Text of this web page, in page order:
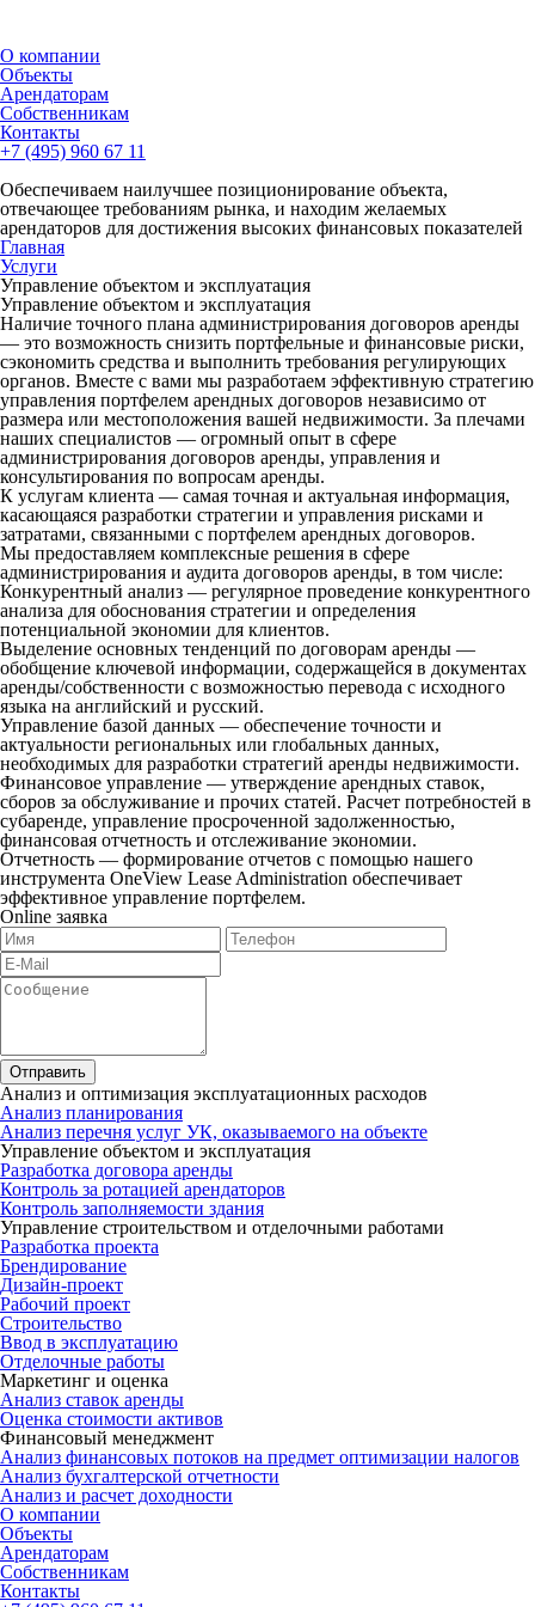
О компании
Объекты
Арендаторам
Собственникам
Контакты
+7 (495) 960 67 11
Обеспечиваем наилучшее позиционирование объекта,
отвечающее требованиям рынка, и находим желаемых
арендаторов для достижения высоких финансовых показателей
Главная
Услуги
Управление объектом и эксплуатация
Управление объектом и эксплуатация
Наличие точного плана администрирования договоров аренды
— это возможность снизить портфельные и финансовые риски,
сэкономить средства и выполнить требования регулирующих
органов. Вместе с вами мы разработаем эффективную стратегию
управления портфелем арендных договоров независимо от
размера или местоположения вашей недвижимости. За плечами
наших специалистов — огромный опыт в сфере
администрирования договоров аренды, управления и
консультирования по вопросам аренды.
К услугам клиента — самая точная и актуальная информация,
касающаяся разработки стратегии и управления рисками и
затратами, связанными с портфелем арендных договоров.
Мы предоставляем комплексные решения в сфере
администрирования и аудита договоров аренды, в том числе:
Конкурентный анализ — регулярное проведение конкурентного
анализа для обоснования стратегии и определения
потенциальной экономии для клиентов.
Выделение основных тенденций по договорам аренды —
обобщение ключевой информации, содержащейся в документах
аренды/собственности с возможностью перевода с исходного
языка на английский и русский.
Управление базой данных — обеспечение точности и
актуальности региональных или глобальных данных,
необходимых для разработки стратегий аренды недвижимости.
Финансовое управление — утверждение арендных ставок,
сборов за обслуживание и прочих статей. Расчет потребностей в
субаренде, управление просроченной задолженностью,
финансовая отчетность и отслеживание экономии.
Отчетность — формирование отчетов с помощью нашего
инструмента OneView Lease Administration обеспечивает
эффективное управление портфелем.
Online заявка
Анализ и оптимизация эксплуатационных расходов
Анализ планирования
Анализ перечня услуг УК, оказываемого на объекте
Управление объектом и эксплуатация
Разработка договора аренды
Контроль за ротацией арендаторов
Контроль заполняемости здания
Управление строительством и отделочными работами
Разработка проекта
Брендирование
Дизайн-проект
Рабочий проект
Строительство
Ввод в эксплуатацию
Отделочные работы
Маркетинг и оценка
Анализ ставок аренды
Оценка стоимости активов
Финансовый менеджмент
Анализ финансовых потоков на предмет оптимизации налогов
Анализ бухгалтерской отчетности
Анализ и расчет доходности
О компании
Объекты
Арендаторам
Собственникам
Контакты